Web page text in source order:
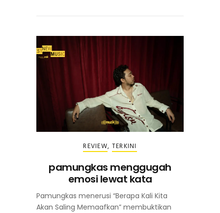
REVIEW, TERKINI
pamungkas menggugah
emosi lewat kata
Pamungkas menerusi “Berapa Kali Kita
Akan Saling Memaafkan” membuktikan